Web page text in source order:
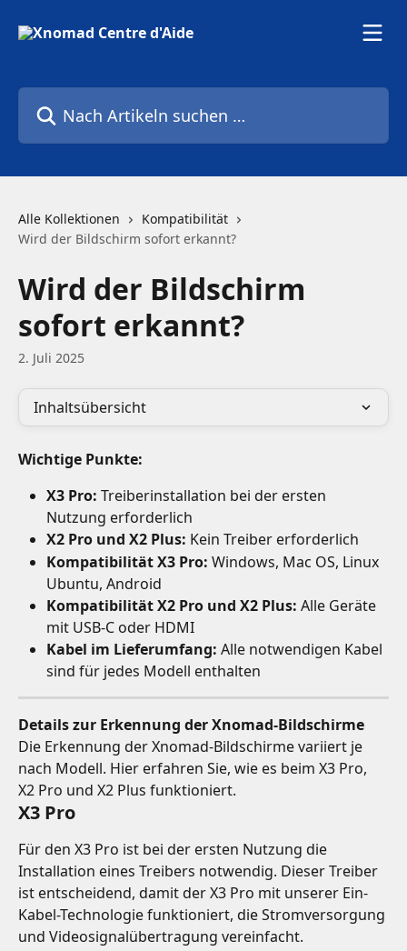
Nach Artikeln suchen …
Alle Kollektionen
Kompatibilität
Wird der Bildschirm sofort erkannt?
Wird der Bildschirm
sofort erkannt?
2. Juli 2025
Inhaltsübersicht
Wichtige Punkte:
X3 Pro: Treiberinstallation bei der ersten
Nutzung erforderlich
X2 Pro und X2 Plus: Kein Treiber erforderlich
Kompatibilität X3 Pro: Windows, Mac OS, Linux
Ubuntu, Android
Kompatibilität X2 Pro und X2 Plus: Alle Geräte
mit USB-C oder HDMI
Kabel im Lieferumfang: Alle notwendigen Kabel
sind für jedes Modell enthalten
Details zur Erkennung der Xnomad-Bildschirme
Die Erkennung der Xnomad-Bildschirme variiert je
nach Modell. Hier erfahren Sie, wie es beim X3 Pro,
X2 Pro und X2 Plus funktioniert.
X3 Pro
Für den X3 Pro ist bei der ersten Nutzung die
Installation eines Treibers notwendig. Dieser Treiber
ist entscheidend, damit der X3 Pro mit unserer Ein-
Kabel-Technologie funktioniert, die Stromversorgung
und Videosignalübertragung vereinfacht.